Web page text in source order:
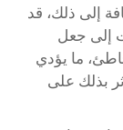
إلى ذلك، قد
إلى جعل
ما يؤدي
بذلك على